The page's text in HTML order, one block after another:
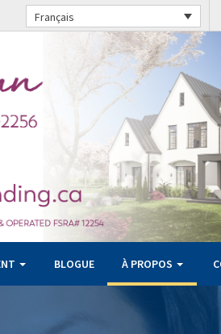
Français
BLOGUE À PROPOS